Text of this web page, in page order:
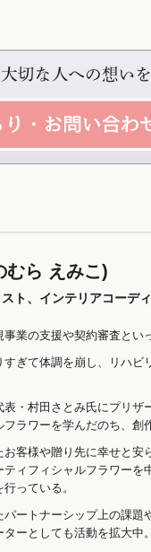
むら えみこ)
ト、インテリアコーデ
業の支援や契約審査とい
ぎて体調を崩し、リハビ
表・村田さとみ氏にプリ
ラワーを学んだのち、創
客様や贈り先に幸せと安
ティフィシャルフラワー
っている。
パートナーシップ上の課
ーとしても活動を拡大中。